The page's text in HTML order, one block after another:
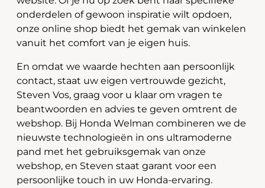
onderdelen of gewoon inspiratie wilt opdoen,
onze online shop biedt het gemak van winkelen
vanuit het comfort van je eigen huis.
En omdat we waarde hechten aan persoonlijk
contact, staat uw eigen vertrouwde gezicht,
Steven Vos, graag voor u klaar om vragen te
beantwoorden en advies te geven omtrent de
webshop. Bij Honda Welman combineren we de
nieuwste technologieën in ons ultramoderne
pand met het gebruiksgemak van onze
webshop, en Steven staat garant voor een
persoonlijke touch in uw Honda-ervaring.